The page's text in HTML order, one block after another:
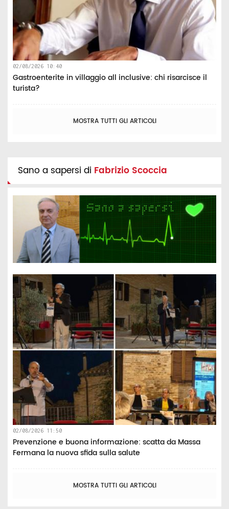
02/08/2026 10:40
Gastroenterite in villaggio all inclusive: chi risarcisce il
turista?
MOSTRA TUTTI GLI ARTICOLI
Sano a sapersi di Fabrizio Scoccia
02/08/2026 11:50
Prevenzione e buona informazione: scatta da Massa
Fermana la nuova sfida sulla salute
MOSTRA TUTTI GLI ARTICOLI